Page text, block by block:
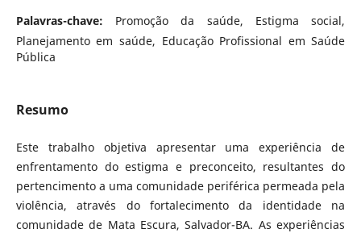
Palavras-chave: Promoção da saúde, Estigma social,
Planejamento em saúde, Educação Profissional em Saúde
Pública
Resumo
Este trabalho objetiva apresentar uma experiência de
enfrentamento do estigma e preconceito, resultantes do
pertencimento a uma comunidade periférica permeada pela
violência, através do fortalecimento da identidade na
comunidade de Mata Escura, Salvador-BA. As experiências